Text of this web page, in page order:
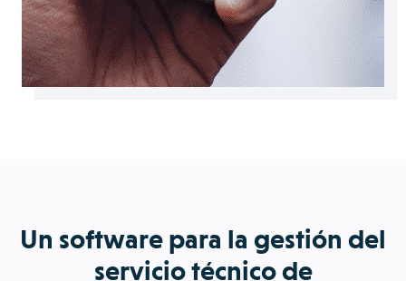
Un software para la gestión del
servicio técnico de